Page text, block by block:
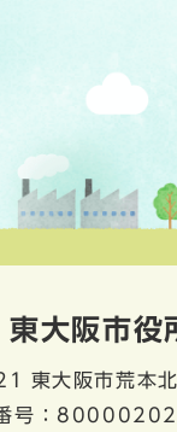
東大阪市役
東大阪市荒本
号：